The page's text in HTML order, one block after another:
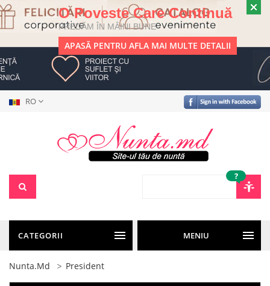
O Poveste Care Continuă
PREDĂM ÎN MÂINI BUNE
APASĂ PENTRU AFLA MAI MULTE DETALII
RO
?
CATEGORII MENIU
Nunta.md President